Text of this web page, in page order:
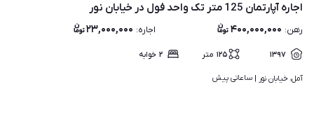
اجاره آپارتمان 125 متر تک واحد فول در خیابان نور
رهن: ۴۰۰,۰۰۰,۰۰۰ اجاره: ۲۳,۰۰۰,۰۰۰
۱۳۹۷ ۱۲۵ متر ۲ خوابه
آمل، خیابان نور | ساعاتی پیش